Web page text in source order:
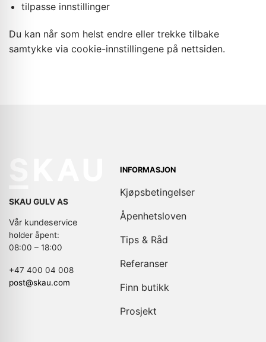
tilpasse innstillinger
Du kan når som helst endre eller trekke tilbake
samtykke via cookie-innstillingene på nettsiden.
SKAU GULV AS
Vår kundeservice
holder åpent:
08:00 – 18:00
+47 400 04 008
post@skau.com
INFORMASJON
Kjøpsbetingelser
Åpenhetsloven
Tips & Råd
Referanser
Finn butikk
Prosjekt